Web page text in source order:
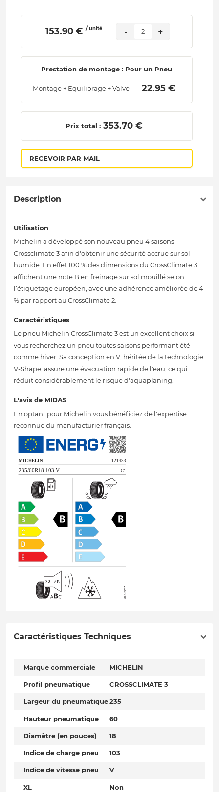
153.90 € / unité - 2 +
Prestation de montage : Pour un Pneu
Montage + Equilibrage + Valve 22.95 €
Prix total : 353.70 €
RECEVOIR PAR MAIL
Description
Utilisation
Michelin a développé son nouveau pneu 4 saisons
Crossclimate 3 afin d'obtenir une sécurité accrue sur sol
humide. En effet 100 % des dimensions du CrossClimate 3
affichent une note B en freinage sur sol mouillé selon
l’étiquetage européen, avec une adhérence améliorée de 4
% par rapport au CrossClimate 2.
Caractéristiques
Le pneu Michelin CrossClimate 3 est un excellent choix si
vous recherchez un pneu toutes saisons performant été
comme hiver. Sa conception en V, héritée de la technologie
V-Shape, assure une évacuation rapide de l'eau, ce qui
réduit considérablement le risque d'aquaplaning.
L'avis de MIDAS
En optant pour Michelin vous bénéficiez de l'expertise
reconnue du manufacturier français.
Caractéristiques Techniques
Marque commerciale MICHELIN
Profil pneumatique CROSSCLIMATE 3
Largeur du pneumatique235
Hauteur pneumatique 60
Diamètre (en pouces) 18
Indice de charge pneu 103
Indice de vitesse pneu V
XL Non